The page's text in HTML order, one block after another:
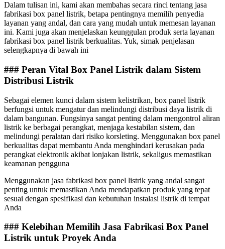
Dalam tulisan ini, kami akan membahas secara rinci tentang jasa
fabrikasi box panel listrik, betapa pentingnya memilih penyedia
layanan yang andal, dan cara yang mudah untuk memesan layanan
ini. Kami juga akan menjelaskan keunggulan produk serta layanan
fabrikasi box panel listrik berkualitas. Yuk, simak penjelasan
selengkapnya di bawah ini
### Peran Vital Box Panel Listrik dalam Sistem
Distribusi Listrik
Sebagai elemen kunci dalam sistem kelistrikan, box panel listrik
berfungsi untuk mengatur dan melindungi distribusi daya listrik di
dalam bangunan. Fungsinya sangat penting dalam mengontrol aliran
listrik ke berbagai perangkat, menjaga kestabilan sistem, dan
melindungi peralatan dari risiko korsleting. Menggunakan box panel
berkualitas dapat membantu Anda menghindari kerusakan pada
perangkat elektronik akibat lonjakan listrik, sekaligus memastikan
keamanan pengguna
Menggunakan jasa fabrikasi box panel listrik yang andal sangat
penting untuk memastikan Anda mendapatkan produk yang tepat
sesuai dengan spesifikasi dan kebutuhan instalasi listrik di tempat
Anda
### Kelebihan Memilih Jasa Fabrikasi Box Panel
Listrik untuk Proyek Anda